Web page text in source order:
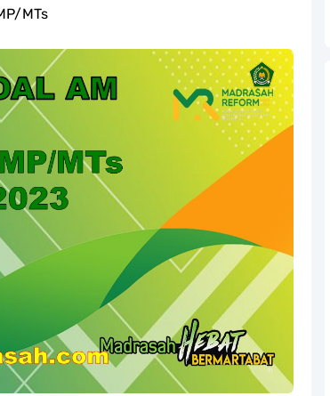
Kurikulum Merdeka Tahun 2026
2026 Lengkap
Modul Pedagogik SKI PPG 2025
Modul Pedagogik Fiqih PPG 2025
Modul Pedagogik Akidah Akhlak PPG 2025
Modul Pedagogik Al-Qur'an Hadis PPG 2025
MTs